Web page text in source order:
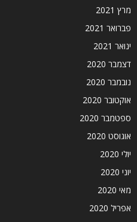
מרץ 2021
פברואר 2021
ינואר 2021
דצמבר 2020
נובמבר 2020
אוקטובר 2020
ספטמבר 2020
אוגוסט 2020
יולי 2020
יוני 2020
מאי 2020
אפריל 2020